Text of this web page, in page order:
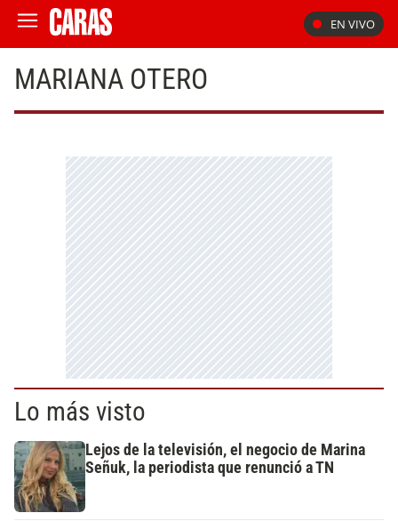
EN VIVO
MARIANA OTERO
Lo más visto
Lejos de la televisión, el negocio de Marina
Señuk, la periodista que renunció a TN